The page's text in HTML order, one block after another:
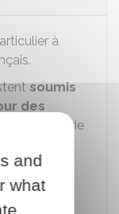
à
soumis
des
pour l'Algérie
règles
and
what